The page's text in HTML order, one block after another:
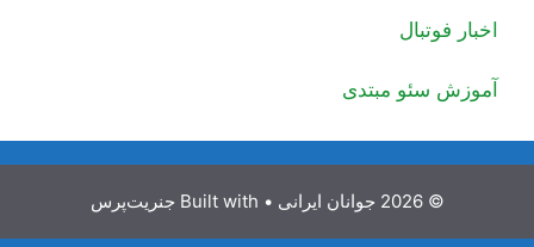
اخبار فوتبال
آموزش سئو مبتدی
• Built with جنریت‌پرس